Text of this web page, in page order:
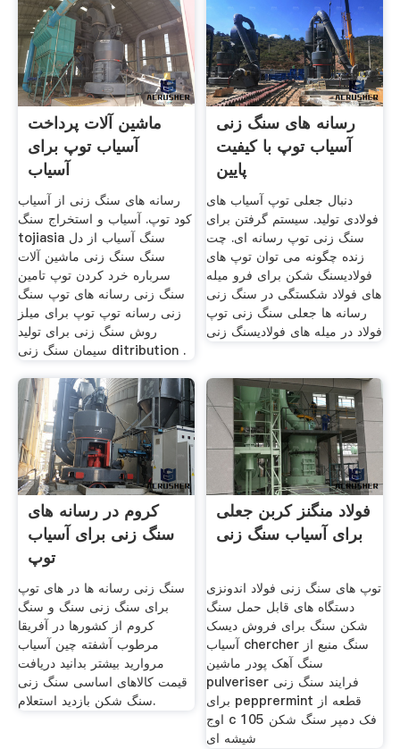
ماشین آلات پرداخت
آسیاب توپ برای
آسیاب
رسانه های سنگ زنی از آسیاب
کود توپ. آسیاب و استخراج سنگ
tojiasia سنگ آسیاب از دل
سنگ سنگ زنی ماشین آلات
سرباره خرد کردن توپ تامین
سنگ زنی رسانه های توپ سنگ
زنی رسانه توپ توپ برای میلز
روش سنگ زنی برای تولید
سیمان سنگ زنی ditribution .
رسانه های سنگ زنی
آسیاب توپ با کیفیت
پایین
دنبال جعلی توپ آسیاب های
فولادی تولید. سیستم گرفتن برای
سنگ زنی توپ رسانه ای. چت
زنده چگونه می توان توپ های
فولادیسنگ شکن برای فرو میله
های فولاد شکستگی در سنگ زنی
رسانه ها جعلی سنگ زنی توپ
فولاد در میله های فولادیسنگ زنی
کروم در رسانه های
سنگ زنی برای آسیاب
توپ
سنگ زنی رسانه ها در های توپ
برای سنگ زنی سنگ و سنگ
کروم از کشورها در آفریقا
مرطوب آشفته چین آسیاب
مروارید بیشتر بدانید دریافت
قیمت کالاهای اساسی سنگ زنی
سنگ شکن بازدید استعلام.
فولاد منگنز کربن جعلی
برای آسیاب سنگ زنی
توپ های سنگ زنی فولاد اندونزی
دستگاه های قابل حمل سنگ
شکن سنگ برای فروش دیسک
آسیاب chercher سنگ منبع از
سنگ آهک پودر ماشین
pulveriser فرایند سنگ زنی
برای pepprermint قطعه از
اوج c 105 فک دمپر سنگ شکن
شیشه ای